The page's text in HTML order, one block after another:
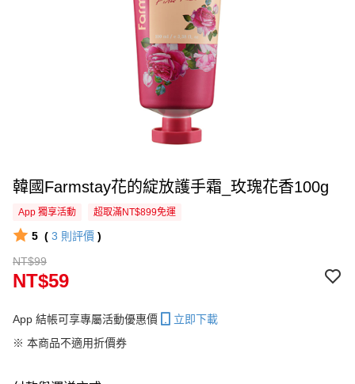
韓國Farmstay花的綻放護手霜_玫瑰花香100g
App 獨享活動 超取滿NT$899免運
5 ( 3 則評價 )
NT$99
NT$59
App 結帳可享專屬活動優惠價
立即下載
※ 本商品不適用折價券